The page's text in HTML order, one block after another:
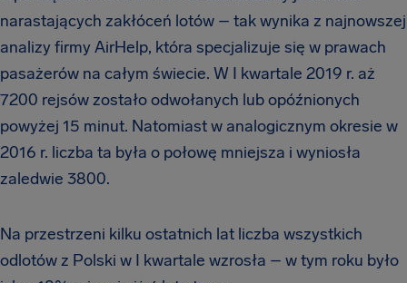
narastających zakłóceń lotów – tak wynika z najnowszej
analizy firmy AirHelp, która specjalizuje się w prawach
pasażerów na całym świecie. W I kwartale 2019 r. aż
7200 rejsów zostało odwołanych lub opóźnionych
powyżej 15 minut. Natomiast w analogicznym okresie w
2016 r. liczba ta była o połowę mniejsza i wyniosła
zaledwie 3800.
Na przestrzeni kilku ostatnich lat liczba wszystkich
odlotów z Polski w I kwartale wzrosła – w tym roku było